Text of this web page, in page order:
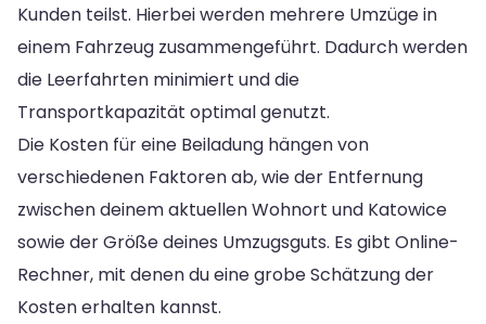
Kunden teilst. Hierbei werden mehrere Umzüge in
einem Fahrzeug zusammengeführt. Dadurch werden
die Leerfahrten minimiert und die
Transportkapazität optimal genutzt.
Die Kosten für eine Beiladung hängen von
verschiedenen Faktoren ab, wie der Entfernung
zwischen deinem aktuellen Wohnort und Katowice
sowie der Größe deines Umzugsguts. Es gibt Online-
Rechner, mit denen du eine grobe Schätzung der
Kosten erhalten kannst.